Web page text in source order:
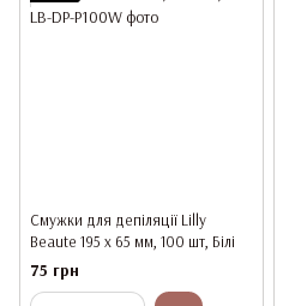
Смужки для депіляції Lilly
Beaute 195 x 65 мм, 100 шт, Білі
75 грн